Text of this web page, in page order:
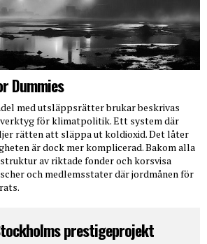
Dummies
med utsläppsrätter brukar beskrivas
för klimatpolitik. Ett system där
rätten att släppa ut koldioxid. Det låter
är dock mer komplicerad. Bakom alla
av riktade fonder och korsvisa
och medlemsstater där jordmånen för
prestigeprojekt